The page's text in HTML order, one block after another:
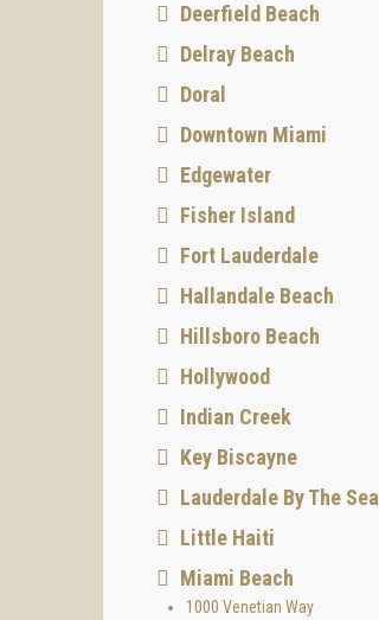
Deerfield Beach
Delray Beach
Doral
Downtown Miami
Edgewater
Fisher Island
Fort Lauderdale
Hallandale Beach
Hillsboro Beach
Hollywood
Indian Creek
Key Biscayne
Lauderdale By The Sea
Little Haiti
Miami Beach
1000 Venetian Way